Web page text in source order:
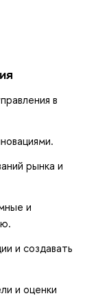
в
рынка и
и
и создавать
и оценки